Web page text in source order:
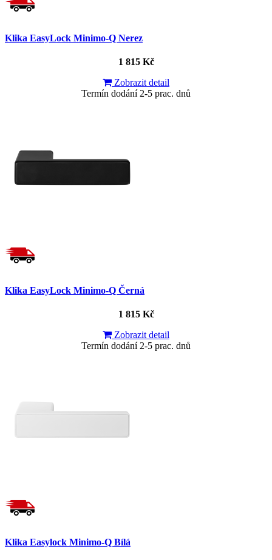
Klika EasyLock Minimo-Q Nerez
1 815 Kč
Zobrazit detail
Termín dodání 2-5 prac. dnů
Klika EasyLock Minimo-Q Černá
1 815 Kč
Zobrazit detail
Termín dodání 2-5 prac. dnů
Klika Easylock Minimo-Q Bílá